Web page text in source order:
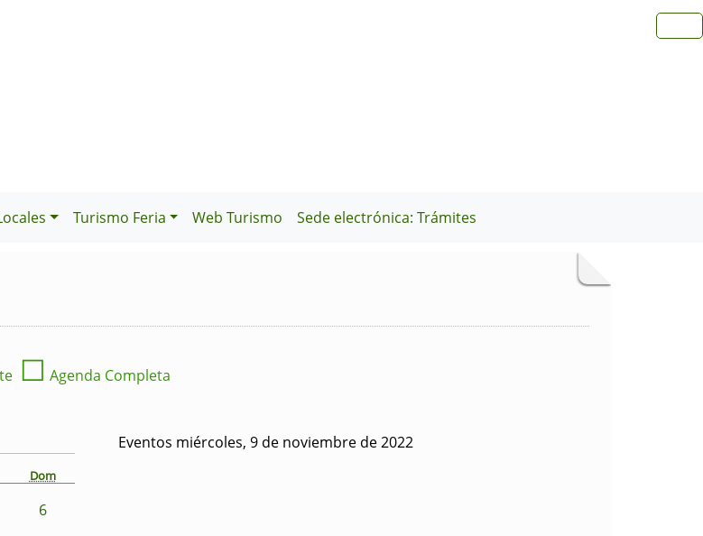
Turismo Feria Web Turismo Sede electrónica: Trámites
☐ Agenda Completa
Dom
6
Eventos miércoles, 9 de noviembre de 2022